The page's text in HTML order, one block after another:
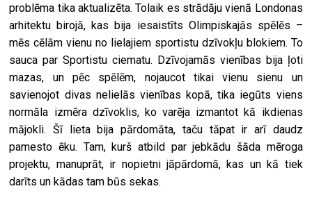
problēma tika aktualizēta. Tolaik es strādāju vienā Londonas
arhitektu birojā, kas bija iesaistīts Olimpiskajās spēlēs –
mēs cēlām vienu no lielajiem sportistu dzīvokļu blokiem. To
sauca par Sportistu ciematu. Dzīvojamās vienības bija ļoti
mazas, un pēc spēlēm, nojaucot tikai vienu sienu un
savienojot divas nelielās vienības kopā, tika iegūts viens
normāla izmēra dzīvoklis, ko varēja izmantot kā ikdienas
mājokli. Šī lieta bija pārdomāta, taču tāpat ir arī daudz
pamesto ēku. Tam, kurš atbild par jebkādu šāda mēroga
projektu, manuprāt, ir nopietni jāpārdomā, kas un kā tiek
darīts un kādas tam būs sekas.